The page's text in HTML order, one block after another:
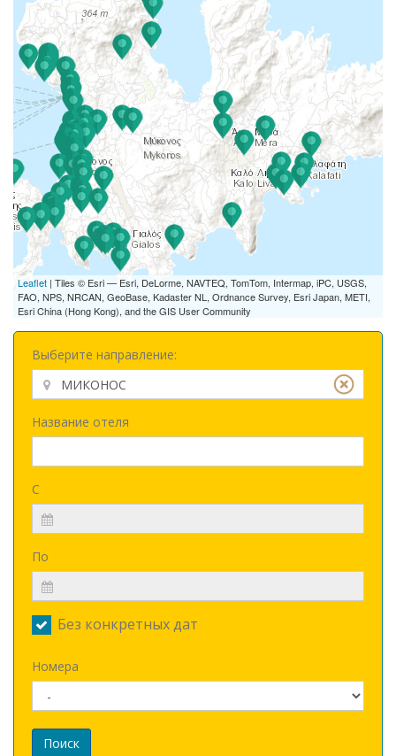
Leaflet | Tiles © Esri — Esri, DeLorme, NAVTEQ, TomTom, Intermap, iPC, USGS,
FAO, NPS, NRCAN, GeoBase, Kadaster NL, Ordnance Survey, Esri Japan, METI,
Esri China (Hong Kong), and the GIS User Community
Выберите направление:
Название отеля
С
По
Без конкретных дат
Номера
Поиск